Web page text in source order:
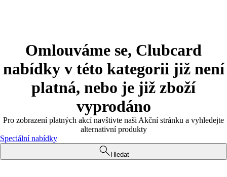
Omlouváme se, Clubcard
nabídky v této kategorii již není
platná, nebo je již zboží
vyprodáno
Pro zobrazení platných akcí navštivte naši Akční stránku a vyhledejte
alternativní produkty
Speciální nabídky
Hledat